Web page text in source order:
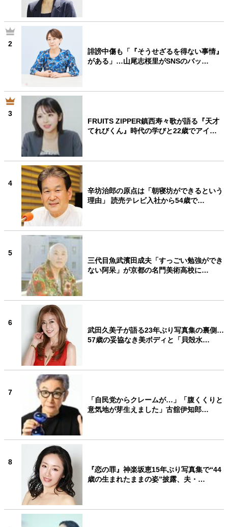
2
誹謗中傷も「『そうせざるを得ない事情』
がある」…山尾志桜里がSNSのバッ…
3
FRUITS ZIPPER鎮西寿々歌が語る『天才
てれびくん』時代の学びと22歳でアイ…
4
辛坊治郎の原点は「朝寝坊ができるという
理由」 読売テレビ入社から54歳で…
5
三代目魚武濱田成夫「すっごい勉強ができ
ない阿呆」が京都の名門美術高校に…
6
武田久美子が語る23年ぶり写真集の裏側…
57歳の妥協なき美ボディと「貝殻水…
7
「自民党からクレームが…」「腹くくりと
意気地が芽生えました」古舘伊知郎…
8
『恋の罪』神楽坂恵15年ぶり写真集で“44
歳の生まれたままの姿”披露、夫・…